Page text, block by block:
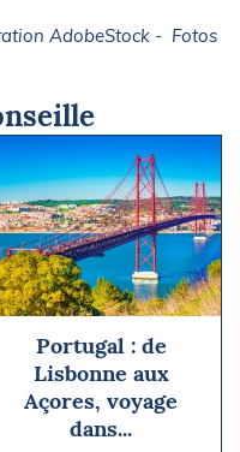
AdobeStock - Fotos
Portugal : de
Lisbonne aux
Açores, voyage
dans...